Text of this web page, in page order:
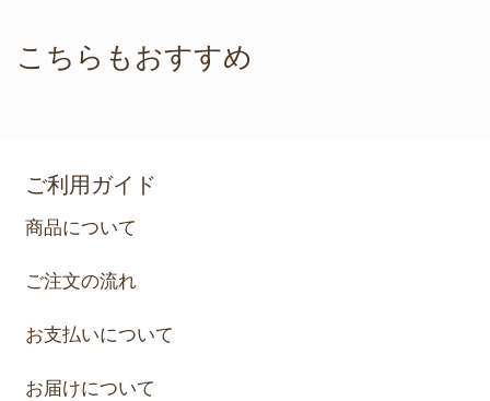
こちらもおすすめ
ご利用ガイド
商品について
ご注文の流れ
お支払いについて
お届けについて